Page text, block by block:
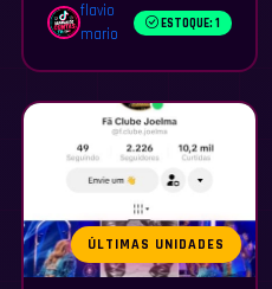
flavio
mario
ESTOQUE: 1
ÚLTIMAS UNIDADES